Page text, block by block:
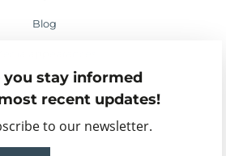
you stay informed
recent updates!
to our newsletter.
Blog
Events